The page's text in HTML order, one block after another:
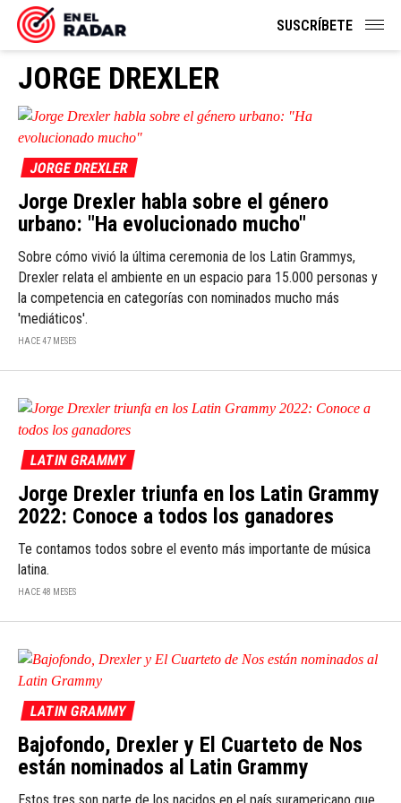
SUSCRÍBETE
JORGE DREXLER
JORGE DREXLER
Jorge Drexler habla sobre el género
urbano: "Ha evolucionado mucho"
Sobre cómo vivió la última ceremonia de los Latin Grammys,
Drexler relata el ambiente en un espacio para 15.000 personas y
la competencia en categorías con nominados mucho más
'mediáticos'.
HACE 47 MESES
LATIN GRAMMY
Jorge Drexler triunfa en los Latin Grammy
2022: Conoce a todos los ganadores
Te contamos todos sobre el evento más importante de música
latina.
HACE 48 MESES
LATIN GRAMMY
Bajofondo, Drexler y El Cuarteto de Nos
están nominados al Latin Grammy